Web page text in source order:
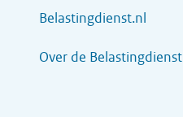
Belastingdienst.nl
Over de Belastingdienst